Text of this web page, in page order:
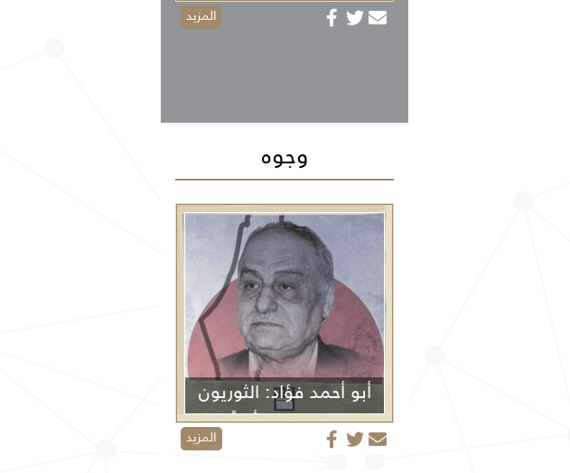
المزيد
وجوه
أبو أحمد فؤاد: الثوريون
لا يموتون أبداً
المزيد